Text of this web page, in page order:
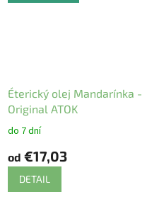
Éterický olej Mandarínka -
Original ATOK
do 7 dní
od €17,03
DETAIL